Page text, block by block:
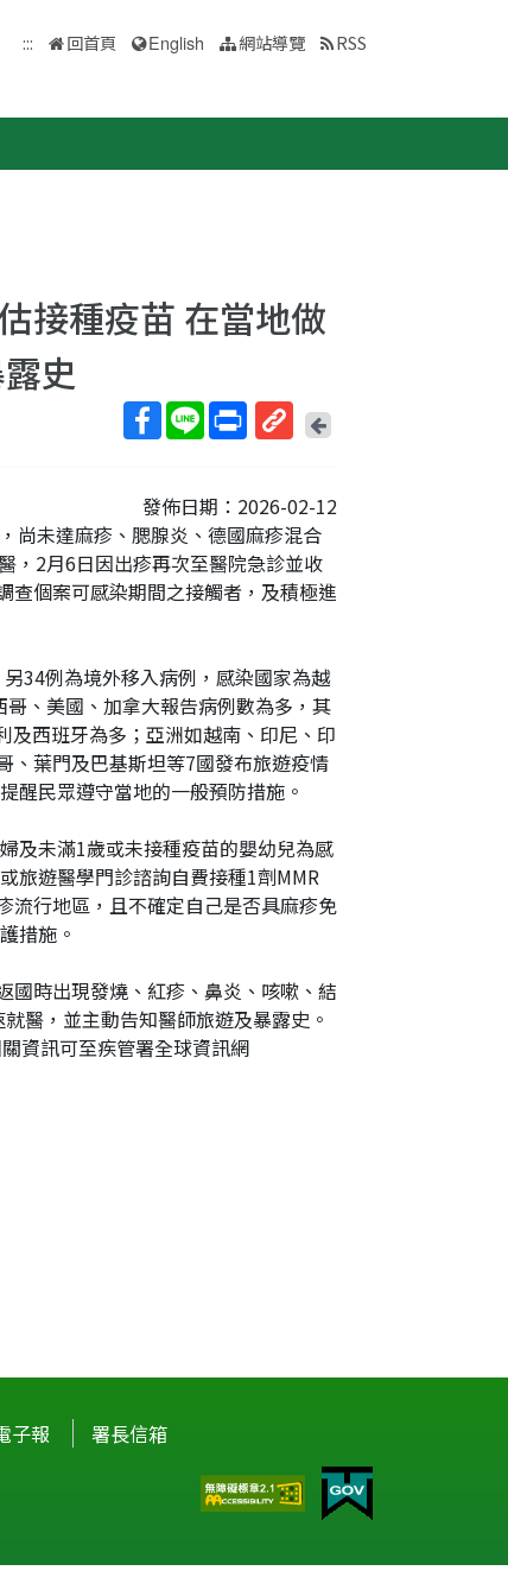
::: 回首頁 English 網站導覽 RSS
接種疫苗 在當地做
史
短
網
址
回
上
頁
發佈日期：2026-02-12
尚未達麻疹、腮腺炎、德國麻疹混合
，2月6日因出疹再次至醫院急診並收
查個案可感染期間之接觸者，及積極進
34例為境外移入病例，感染國家為越
、美國、加拿大報告病例數為多，其
西班牙為多；亞洲如越南、印尼、印
、葉門及巴基斯坦等7國發布旅遊疫情
醒民眾遵守當地的一般預防措施。
及未滿1歲或未接種疫苗的嬰幼兒為感
旅遊醫學門診諮詢自費接種1劑MMR
流行地區，且不確定自己是否具麻疹免
措施。
國時出現發燒、紅疹、鼻炎、咳嗽、結
醫，並主動告知醫師旅遊及暴露史。
資訊可至疾管署全球資訊網
子報 署長信箱